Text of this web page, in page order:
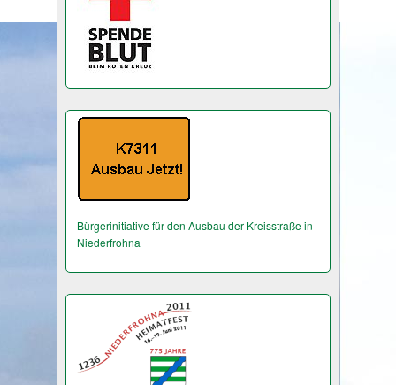
Bürgerinitiative für den Ausbau der Kreisstraße in
Niederfrohna